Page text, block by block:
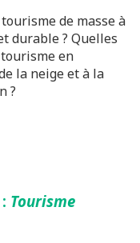
de masse à
durable ? Quelles
en
la neige et à la
?
Tourisme